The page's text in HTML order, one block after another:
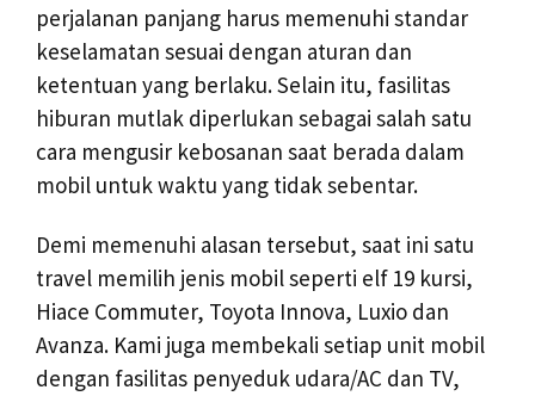
perjalanan panjang harus memenuhi standar
keselamatan sesuai dengan aturan dan
ketentuan yang berlaku. Selain itu, fasilitas
hiburan mutlak diperlukan sebagai salah satu
cara mengusir kebosanan saat berada dalam
mobil untuk waktu yang tidak sebentar.
Demi memenuhi alasan tersebut, saat ini satu
travel memilih jenis mobil seperti elf 19 kursi,
Hiace Commuter, Toyota Innova, Luxio dan
Avanza. Kami juga membekali setiap unit mobil
dengan fasilitas penyeduk udara/AC dan TV,